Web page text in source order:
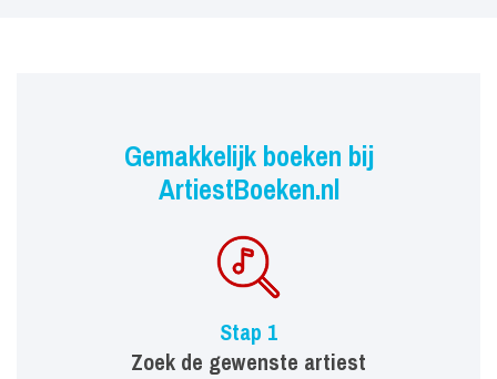
Gemakkelijk boeken bij
ArtiestBoeken.nl
Stap 1
Zoek de gewenste artiest